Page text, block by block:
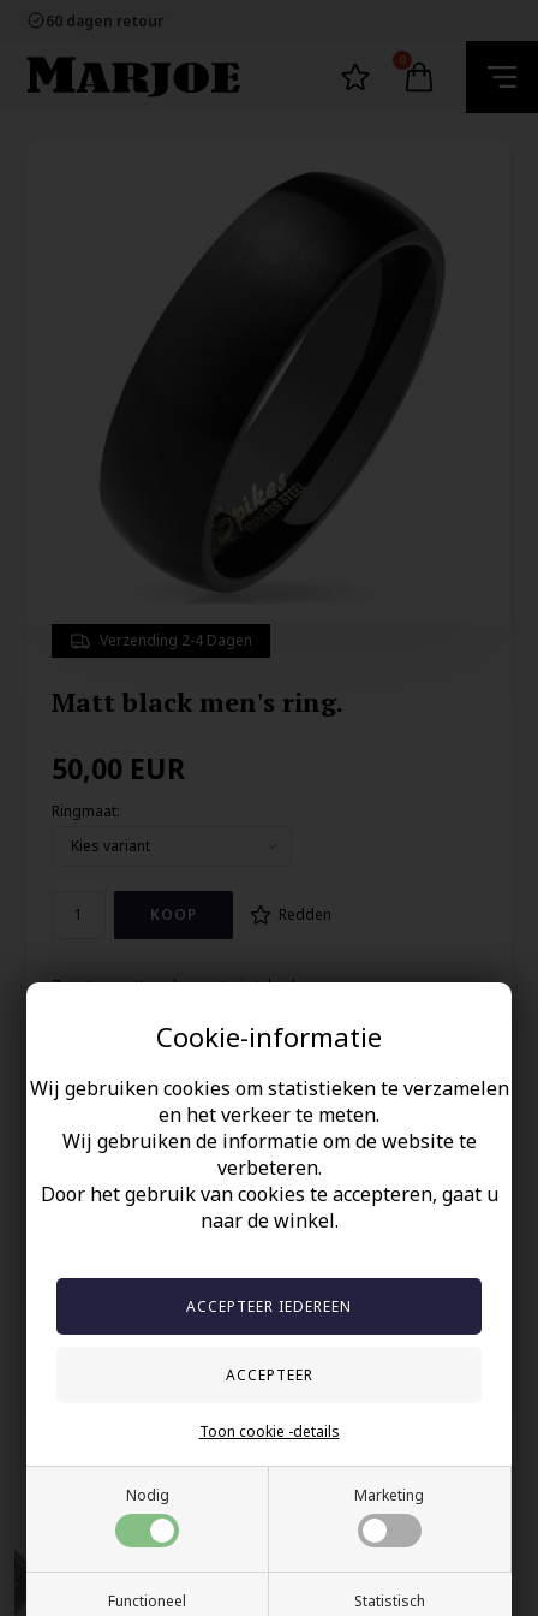
Cookie-informatie
Wij gebruiken cookies om statistieken te verzamelen
en het verkeer te meten.
Wij gebruiken de informatie om de website te
verbeteren.
Door het gebruik van cookies te accepteren, gaat u
naar de winkel.
Nodig Marketing
Functioneel Statistisch
Toon cookie -details
60 dagen retour
Ecommerce Europe
100% nikkelvrij sieraden
60 dagen retour
0
Verzending 2-4 Dagen
Matt black men's ring.
50,00 EUR
Ringmaat:
Redden
Zwart gematteerde roestvrijstalen herenring.
Uw veiligheid
100% nikkelvrij sieraden
Snelle bezorging
Anderen gekocht hebben ook